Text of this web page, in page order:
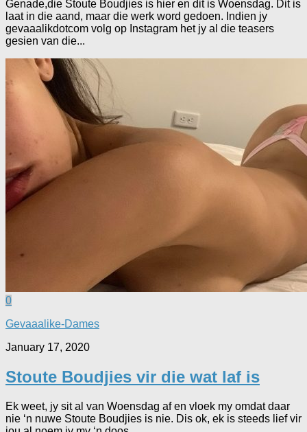
Genade,die Stoute Boudjies is hier en dit is Woensdag. Dit is
laat in die aand, maar die werk word gedoen. Indien jy
gevaaalikdotcom volg op Instagram het jy al die teasers
gesien van die...
0
Gevaaalike-Dames
January 17, 2020
Stoute Boudjies vir die wat laf is
Ek weet, jy sit al van Woensdag af en vloek my omdat daar
nie ‘n nuwe Stoute Boudjies is nie. Dis ok, ek is steeds lief vir